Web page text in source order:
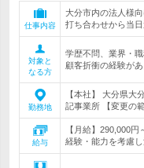
仕事内容
大分市内の法人様
打ち合わせから当
対象と
なる方
学歴不問、業界・
顧客折衝の経験が
勤務地
【本社】 大分県
記事業所 【変更の
給与
【月給】290,000
経験・能力を考慮